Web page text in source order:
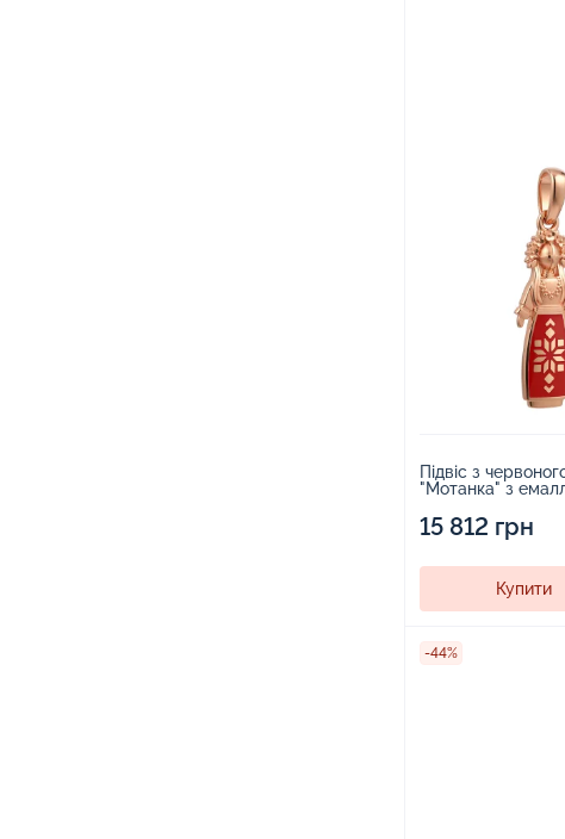
Підвіс з
"Мотанка" з
15 812 грн
Купити
-44%